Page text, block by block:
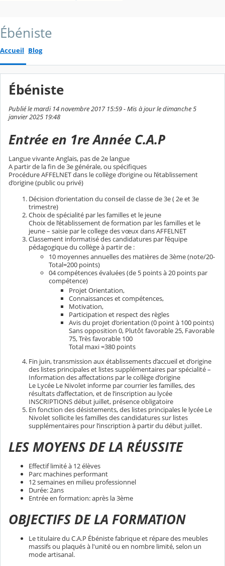
Ébéniste
Accueil Blog
Ébéniste
Publié le mardi 14 novembre 2017 15:59 - Mis à jour le dimanche 5
janvier 2025 19:48
Entrée en 1re Année C.A.P
Langue vivante Anglais, pas de 2e langue
A partir de la fin de 3e générale, ou spécifiques
Procédure AFFELNET dans le collège d’origine ou l’établissement
d’origine (public ou privé)
Décision d’orientation du conseil de classe de 3e ( 2e et 3e
trimestre)
Choix de spécialité par les familles et le jeune
Choix de l’établissement de formation par les familles et le
jeune – saisie par le college des vœux dans AFFELNET
Classement informatisé des candidatures par l’équipe
pédagogique du collège à partir de :
10 moyennes annuelles des matières de 3ème (note/20-
Total=200 points)
04 compétences évaluées (de 5 points à 20 points par
compétence)
Projet Orientation,
Connaissances et compétences,
Motivation,
Participation et respect des règles
Avis du projet d’orientation (0 point à 100 points)
Sans opposition 0, Plutôt favorable 25, Favorable
75, Très favorable 100
Total maxi =380 points
Fin juin, transmission aux établissements d’accueil et d’origine
des listes principales et listes supplémentaires par spécialité –
Information des affectations par le collège d’origine
Le Lycée Le Nivolet informe par courrier les familles, des
résultats d’affectation, et de l’inscription au lycée
INSCRIPTIONS début juillet, présence obligatoire
En fonction des désistements, des listes principales le lycée Le
Nivolet sollicite les familles des candidatures sur listes
supplémentaires pour l’inscription à partir du début juillet.
LES MOYENS DE LA RÉUSSITE
Effectif limité à 12 élèves
Parc machines performant
12 semaines en milieu professionnel
Durée: 2ans
Entrée en formation: après la 3ème
OBJECTIFS DE LA FORMATION
Le titulaire du C.A.P Ébéniste fabrique et répare des meubles
massifs ou plaqués à l'unité ou en nombre limité, selon un
mode artisanal.